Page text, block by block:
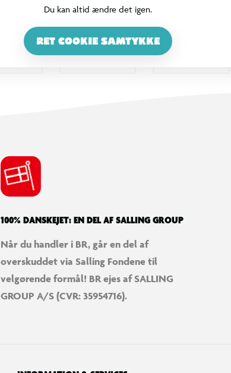
Du kan altid ændre det igen.
RET COOKIE SAMTYKKE
100% DANSKEJET: EN DEL AF SALLING GROUP
Når du handler i BR, går en del af
overskuddet via Salling Fondene til
velgørende formål! BR ejes af SALLING
GROUP A/S (CVR: 35954716).